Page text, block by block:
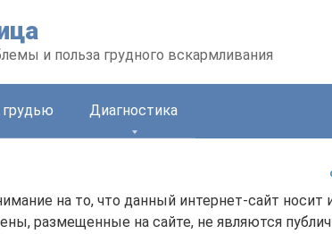
и польза грудного вскармливания
Диагностика
на то, что данный интернет-сайт
размещенные на сайте, не являются